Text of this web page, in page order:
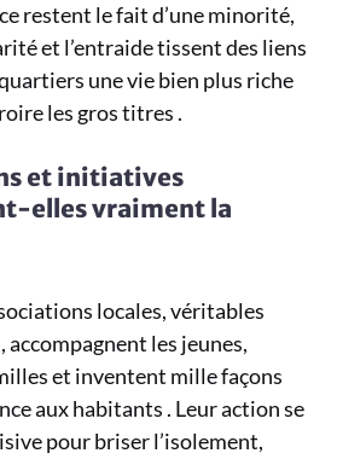
restent le fait d’une minorité,
et l’entraide tissent des liens
une vie bien plus riche
les gros titres .
et initiatives
elles vraiment la
locales, véritables
les jeunes,
et inventent mille façons
aux habitants . Leur action se
pour briser l’isolement,